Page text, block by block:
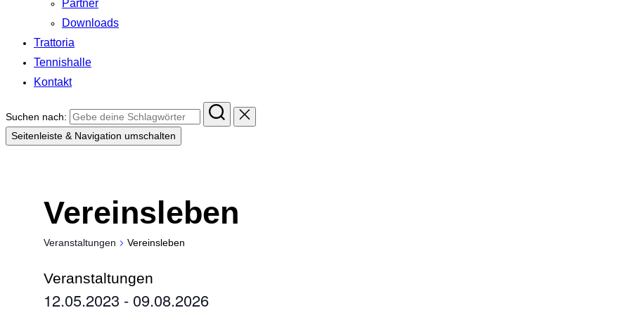
Partner
Downloads
Trattoria
Tennishalle
Kontakt
Suchen nach:
Seitenleiste & Navigation umschalten
Vereinsleben
Veranstaltungen Vereinsleben
Veranstaltungen
12.05.2023 - 09.08.2026